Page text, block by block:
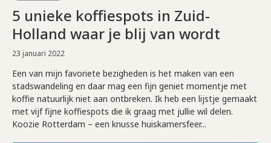
5 unieke koffiespots in Zuid-
Holland waar je blij van wordt
23 januari 2022
Een van mijn favoriete bezigheden is het maken van een
stadswandeling en daar mag een fijn geniet momentje met
koffie natuurlijk niet aan ontbreken. Ik heb een lijstje gemaakt
met vijf fijne koffiespots die ik graag met jullie wil delen.
Koozie Rotterdam – een knusse huiskamersfeer...